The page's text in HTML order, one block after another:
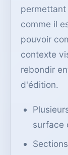
comme il
pouvoir
contexte
rebondir
d'édition.
surface